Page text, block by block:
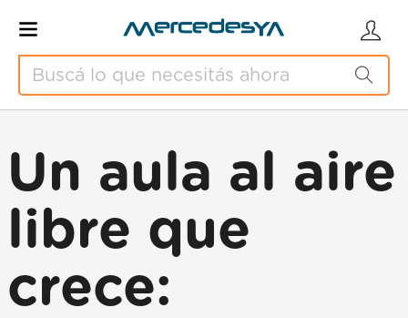
Un aula al aire
libre que
crece: